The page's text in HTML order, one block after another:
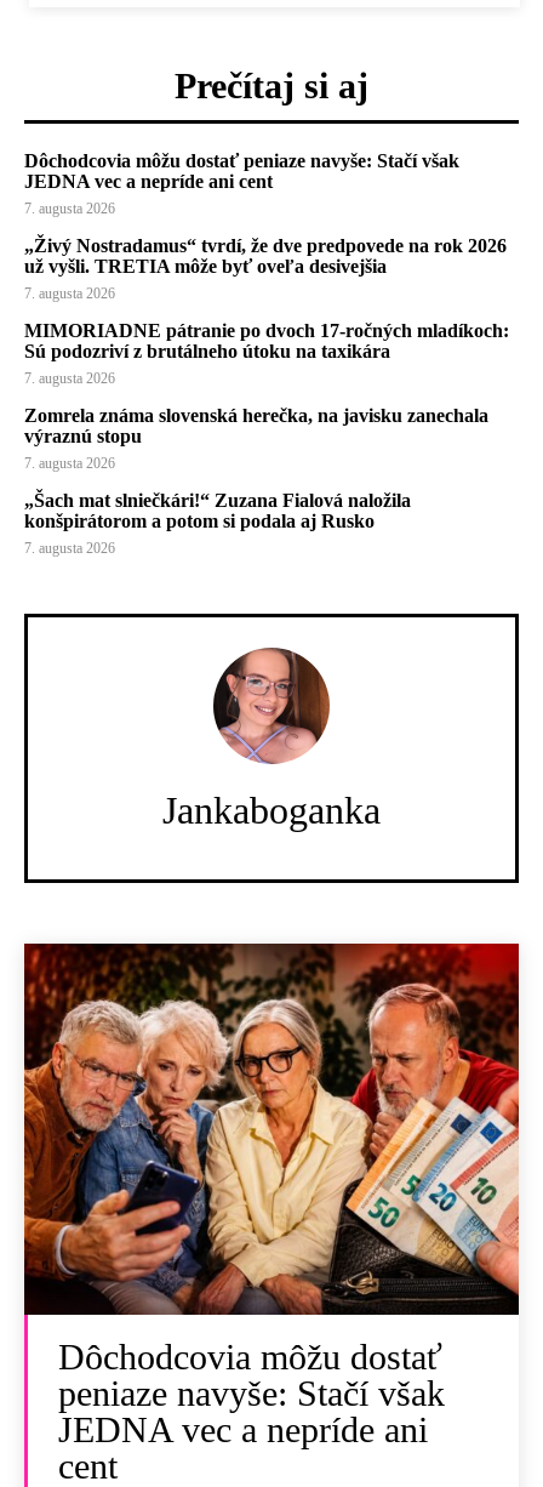
Prečítaj si aj
Dôchodcovia môžu dostať peniaze navyše: Stačí však
JEDNA vec a nepríde ani cent
7. augusta 2026
„Živý Nostradamus“ tvrdí, že dve predpovede na rok 2026
už vyšli. TRETIA môže byť oveľa desivejšia
7. augusta 2026
MIMORIADNE pátranie po dvoch 17-ročných mladíkoch:
Sú podozriví z brutálneho útoku na taxikára
7. augusta 2026
Zomrela známa slovenská herečka, na javisku zanechala
výraznú stopu
7. augusta 2026
„Šach mat slniečkári!“ Zuzana Fialová naložila
konšpirátorom a potom si podala aj Rusko
7. augusta 2026
Jankaboganka
Dôchodcovia môžu dostať
peniaze navyše: Stačí však
JEDNA vec a nepríde ani
cent